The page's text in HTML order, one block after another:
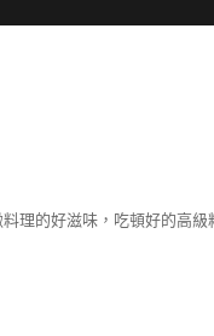
理的好滋味，吃頓好的高級